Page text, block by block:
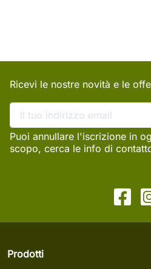
Ricevi le nostre novità e le
Puoi annullare l'iscrizione in
scopo, cerca le info di
Prodotti